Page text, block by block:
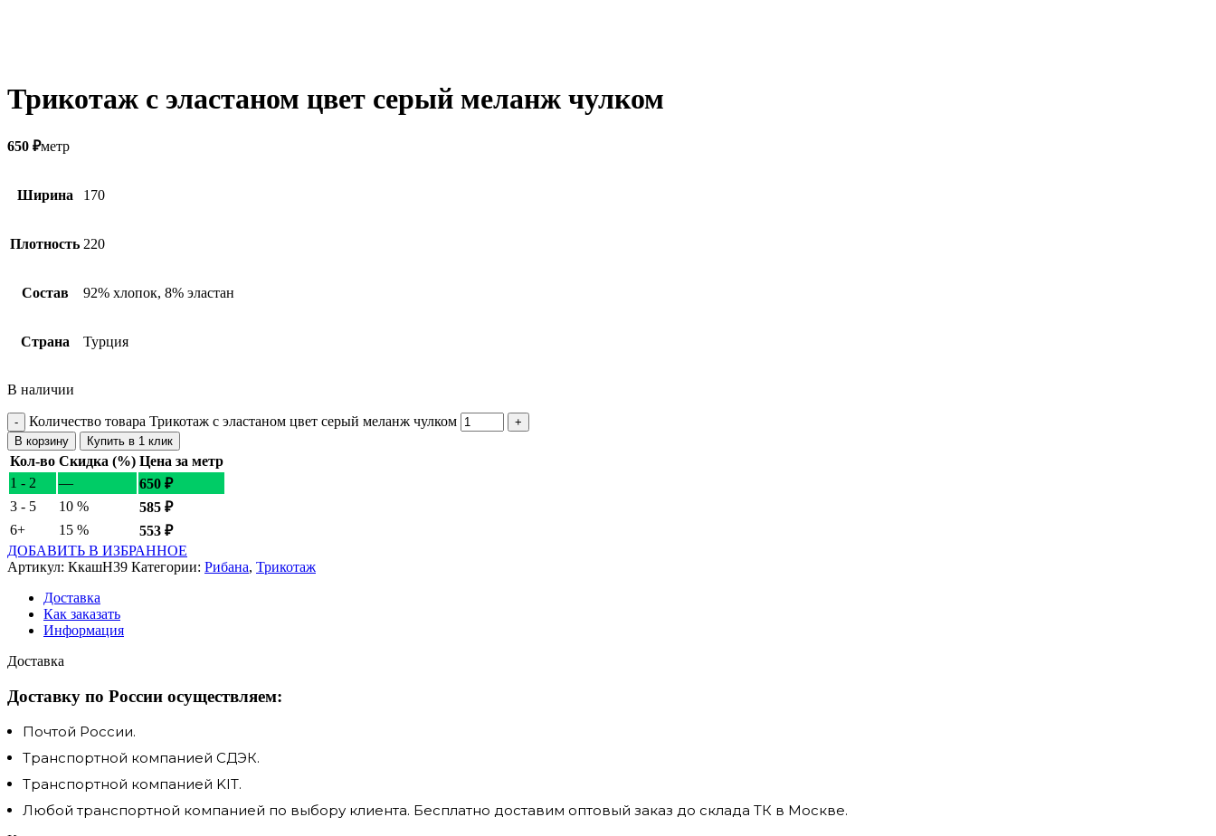
Трикотаж с эластаном цвет серый меланж чулком
650 ₽метр
Ширина 170
Плотность 220
Состав 92% хлопок, 8% эластан
Страна Турция
В наличии
Количество товара Трикотаж с эластаном цвет серый меланж чулком
В корзину Купить в 1 клик
Кол-во Скидка (%) Цена за метр
1 - 2
— 650 ₽
3 - 5
10 % 585 ₽
6+
15 % 553 ₽
ДОБАВИТЬ В ИЗБРАННОЕ
Артикул: КкашН39 Категории: Рибана, Трикотаж
Доставка
Как заказать
Информация
Доставка
Доставку по России осуществляем:
Почтой России.
Транспортной компанией СДЭК.
Транспортной компанией KIT.
Любой транспортной компанией по выбору клиента. Бесплатно доставим оптовый заказ до склада ТК в Москве.